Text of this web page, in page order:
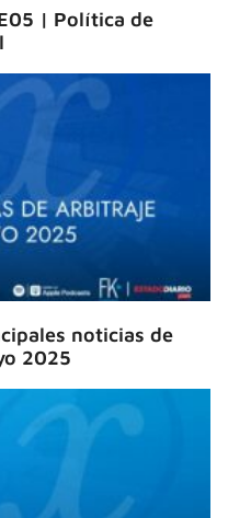
| Política de
noticias de
2025